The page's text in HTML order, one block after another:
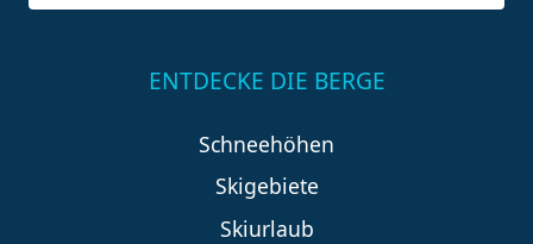
ENTDECKE DIE BERGE
Schneehöhen
Skigebiete
Skiurlaub